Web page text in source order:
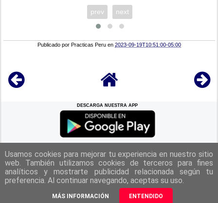
prev next
Publicado porPracticas Peru en2023-09-19T10:51:00-05:00
DESCARGA NUESTRA APP
REGRESAR A LACIMA
|Politica de Privacidad|Aviso Legal| Términos y Condiciones
|
Contacto|
Derechos Reservados Practicas Perú 2025
Usamos cookies para mejorar tu experiencia en nuestro sitio
web. También utilizamos cookies de terceros para fines
analíticos y mostrarte publicidad relacionada según tu
preferencia. Al continuar navegando, aceptas su uso.
MÁS INFORMACIÓN ENTENDIDO